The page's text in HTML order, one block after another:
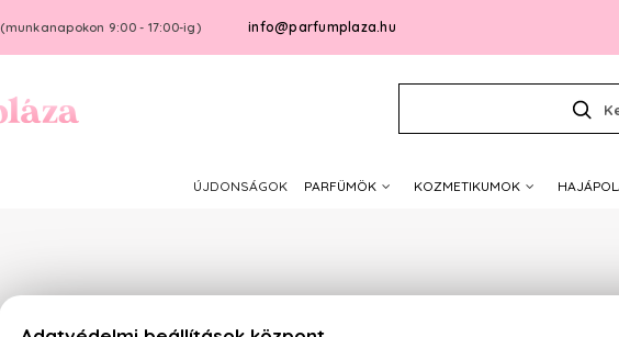
(munkanapokon 9:00 - 17:00-ig) info@parfumplaza.hu
ÚJDONSÁGOK PARFÜMÖK KOZMETIKUMOK